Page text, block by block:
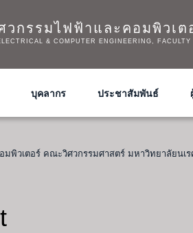
วกรรมไฟฟ้าและคอมพิวเ
& COMPUTER ENGINEERING,
บุคลากร ประชาสัมพันธ์
พิวเตอร์ คณะวิศวกรรมศาสตร์ มหาวิทยาลัยนเร